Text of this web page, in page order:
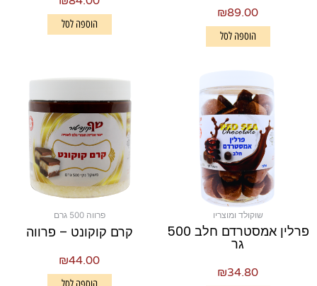
₪89.00
הוספה לסל
הוספה לסל
שוקולד ומוצריו
פרלין אמסטרדם חלב 500
גר
₪34.80
פרווה 500 גרם
קרם קוקונט – פרווה
₪44.00